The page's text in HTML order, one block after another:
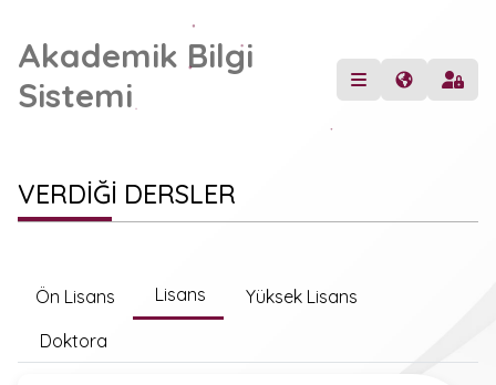
Akademik Bilgi
Sistemi
VERDİĞİ DERSLER
Ön Lisans Lisans Yüksek Lisans
Doktora